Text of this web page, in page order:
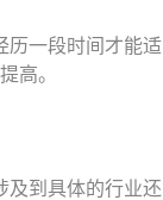
历一段时间才能适
高。
及到具体的行业还